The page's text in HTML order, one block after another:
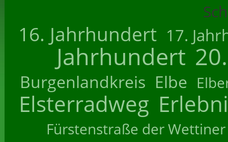
16. Jahrhundert 17.
Jahrhundert
Burgenlandkreis Elbe
Elsterradweg
Fürstenstraße der Wettiner